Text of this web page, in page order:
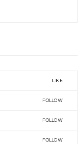
LIKE
FOLLOW
FOLLOW
FOLLOW